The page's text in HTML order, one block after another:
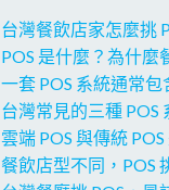
台灣餐飲店家怎麼挑
POS 是什麼？為什麼
一套 POS 系統通常包
台灣常見的三種 POS
雲端 POS 與傳統
餐飲店型不同，POS